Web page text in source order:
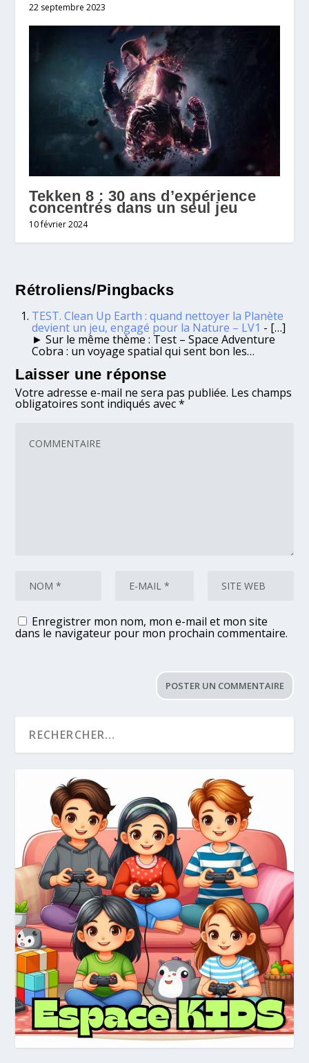
22 septembre 2023
Tekken 8 : 30 ans d’expérience
concentrés dans un seul jeu
10 février 2024
Rétroliens/Pingbacks
TEST. Clean Up Earth : quand nettoyer la Planète
devient un jeu, engagé pour la Nature – LV1 - […]
► Sur le même thème : Test – Space Adventure
Cobra : un voyage spatial qui sent bon les…
Laisser une réponse
Votre adresse e-mail ne sera pas publiée. Les champs
obligatoires sont indiqués avec*
Enregistrer mon nom, mon e-mail et mon site
dans le navigateur pour mon prochain commentaire.